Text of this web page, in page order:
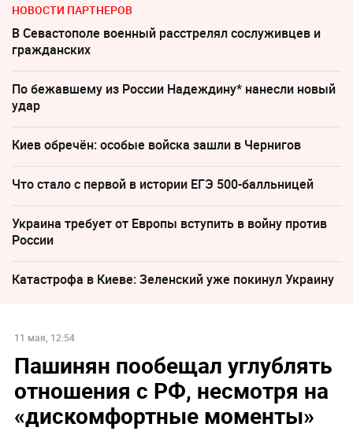
НОВОСТИ ПАРТНЕРОВ
В Севастополе военный расстрелял сослуживцев и
гражданских
По бежавшему из России Надеждину* нанесли новый
удар
Киев обречён: особые войска зашли в Чернигов
Что стало с первой в истории ЕГЭ 500-балльницей
Украина требует от Европы вступить в войну против
России
Катастрофа в Киеве: Зеленский уже покинул Украину
11 мая, 12:54
Пашинян пообещал углублять
отношения с РФ, несмотря на
«дискомфортные моменты»